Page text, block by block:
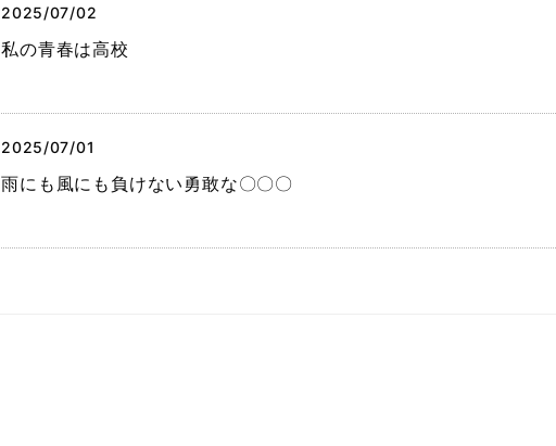
2025/07/02
私の青春は高校
2025/07/01
雨にも風にも負けない勇敢な〇〇〇